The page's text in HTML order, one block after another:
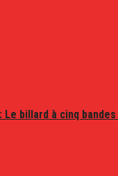
billard à cinq